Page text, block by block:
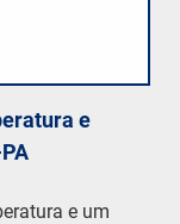
e
e um